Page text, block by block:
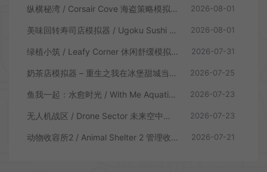
纵横秘湾 / Corsair Cove 海盗策略模拟游戏 2026-08-01
美味回转寿司店模拟器 / Ugoku Sushi Bar 休闲治愈模拟游戏 2026-08-01
绿植小筑 / Leafy Corner 休闲舒缓模拟游戏 2026-07-31
奶茶店模拟器 – 重生之我在冰堡甜城当店长 / Boba Cafe Simulator 模拟经营游戏 2026-07-25
鱼我一起：水愈时光 / With Me Aquatic Time 休闲养鱼游戏 2026-07-23
无人机战区 / Drone Sector 未来空中炮艇游戏 2026-07-23
动物收容所2 / Animal Shelter 2 管理收容模拟游戏 2026-07-21